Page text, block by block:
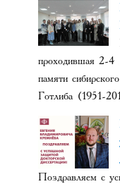
проходившая 2-4
памяти
Готлиба (1951-
Поздравляем с